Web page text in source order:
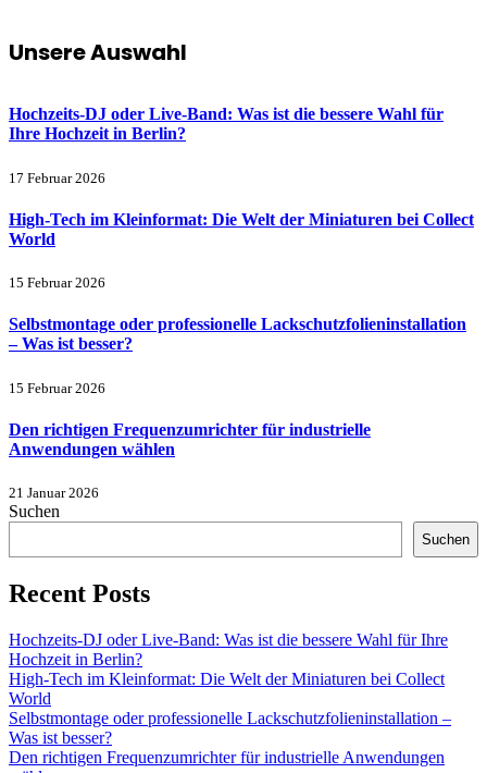
Unsere Auswahl
Hochzeits-DJ oder Live-Band: Was ist die bessere Wahl für
Ihre Hochzeit in Berlin?
17 Februar 2026
High-Tech im Kleinformat: Die Welt der Miniaturen bei Collect
World
15 Februar 2026
Selbstmontage oder professionelle Lackschutzfolieninstallation
– Was ist besser?
15 Februar 2026
Den richtigen Frequenzumrichter für industrielle
Anwendungen wählen
21 Januar 2026
Suchen
Suchen
Recent Posts
Hochzeits-DJ oder Live-Band: Was ist die bessere Wahl für Ihre
Hochzeit in Berlin?
High-Tech im Kleinformat: Die Welt der Miniaturen bei Collect
World
Selbstmontage oder professionelle Lackschutzfolieninstallation –
Was ist besser?
Den richtigen Frequenzumrichter für industrielle Anwendungen